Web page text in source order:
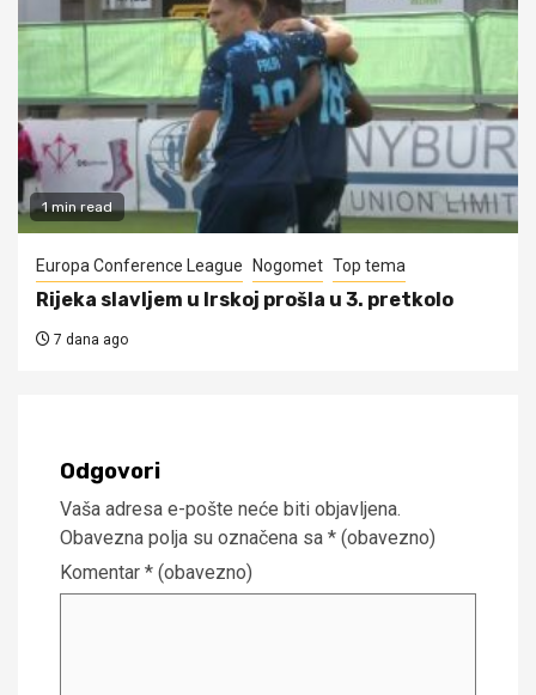
1 min read
Europa Conference League Nogomet Top tema
Rijeka slavljem u Irskoj prošla u 3. pretkolo
7 dana ago
Odgovori
Vaša adresa e-pošte neće biti objavljena.
Obavezna polja su označena sa * (obavezno)
Komentar * (obavezno)